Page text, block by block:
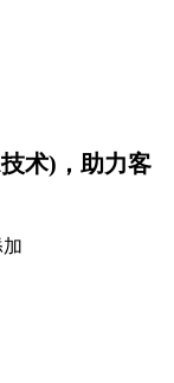
术)，助力客